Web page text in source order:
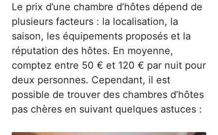
Le prix d’une chambre d’hôtes dépend de
plusieurs facteurs : la localisation, la
saison, les équipements proposés et la
réputation des hôtes. En moyenne,
comptez entre 50 € et 120 € par nuit pour
deux personnes. Cependant, il est
possible de trouver des chambres d’hôtes
pas chères en suivant quelques astuces :